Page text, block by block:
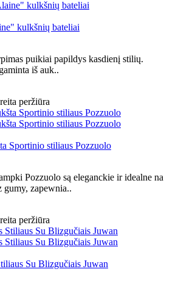
kulkšnių bateliai
puikiai papildys kasdienį stilių.
iš auk..
peržiūra
Sportinio stiliaus Pozzuolo
Pozzuolo są eleganckie ir idealne na
gumy, zapewnia..
peržiūra
Su Blizgučiais Juwan